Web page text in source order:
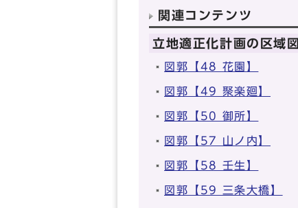
関連コンテンツ
立地適正化計画の区域図
図郭【48 花園】
図郭【49 聚楽廻】
図郭【50 御所】
図郭【57 山ノ内】
図郭【58 壬生】
図郭【59 三条大橋】